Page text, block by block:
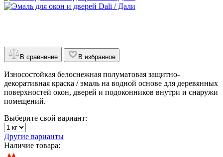
В сравнение В избранное
Износостойкая белоснежная полуматовая защитно-
декоративная краска / эмаль на водной основе для деревянных
поверхностей окон, дверей и подоконников внутри и снаружи
помещений.
Выберите свой вариант:
Другие варианты
Наличие товара: